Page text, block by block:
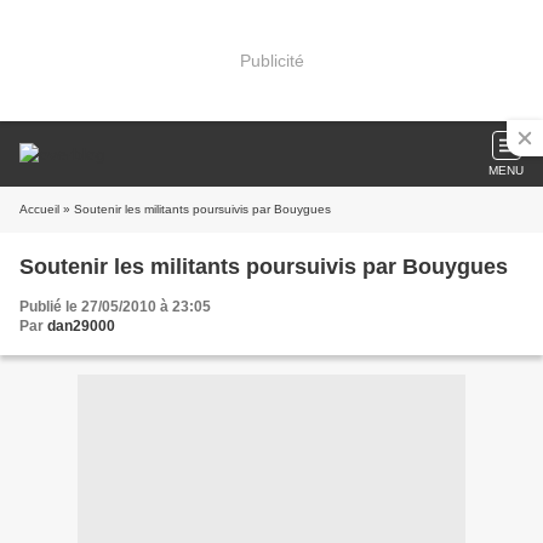
Publicité
MENU
Accueil » Soutenir les militants poursuivis par Bouygues
Soutenir les militants poursuivis par Bouygues
Publié le 27/05/2010 à 23:05
Par dan29000